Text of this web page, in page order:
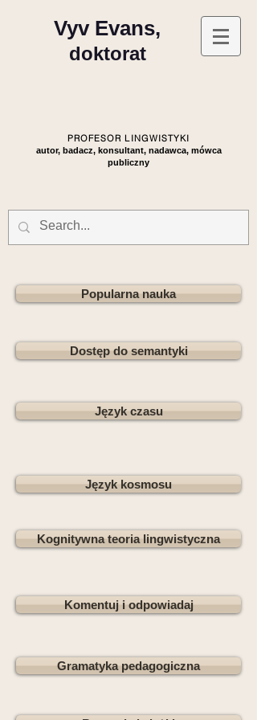
Vyv Evans,
doktorat
PROFESOR LINGWISTYKI
autor, badacz, konsultant, nadawca, mówca
publiczny
Popularna nauka
Dostęp do semantyki
Język czasu
Język kosmosu
Kognitywna teoria lingwistyczna
Komentuj i odpowiadaj
Gramatyka pedagogiczna